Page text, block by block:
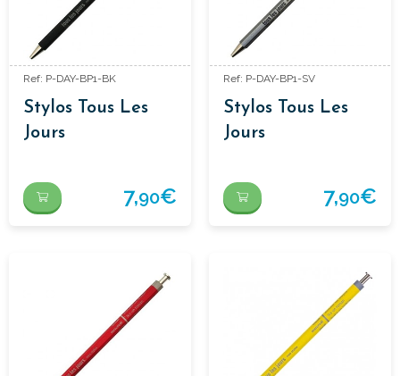
Ref: P-DAY-BP1-BK
Stylos Tous Les
Jours
7,90€
Ref: P-DAY-BP1-SV
Stylos Tous Les
Jours
7,90€